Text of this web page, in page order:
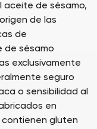
aceite de sésamo,
de las
de
de sésamo
exclusivamente
seguro
o sensibilidad al
en
gluten